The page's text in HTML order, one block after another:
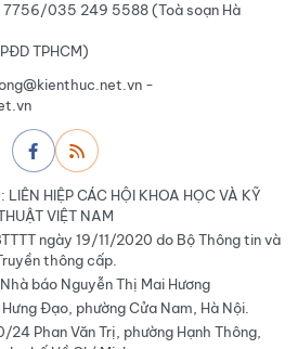
035 249 5588 (Toà soạn Hà
TPHCM)
-
HIỆP CÁC HỘI KHOA HỌC VÀ KỸ
VIỆT NAM
ngày 19/11/2020 do Bộ Thông tin và
thông cấp.
báo Nguyễn Thị Mai Hương
Đạo, phường Cửa Nam, Hà Nội.
Phan Văn Trị, phường Hạnh Thông,